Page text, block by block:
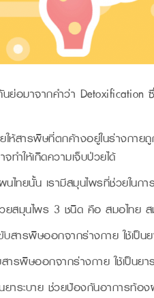
ย่อมาจากคำว่า Detoxification
ให้สารพิษที่ตกค้างอยู่ในร่างกาย
ทำให้เกิดความเจ็บป่วยได้
ไทยนั้น เรามีสมุนไพรที่ช่วยใน
สมุนไพร 3 ชนิด คือ สมอไทย ส
สารพิษออกจากร่างกาย ใช้เป็น
รพิษออกจากร่างกาย ใช้เป็นยา
ยาระบาย ช่วยป้องกันอาการท้อ